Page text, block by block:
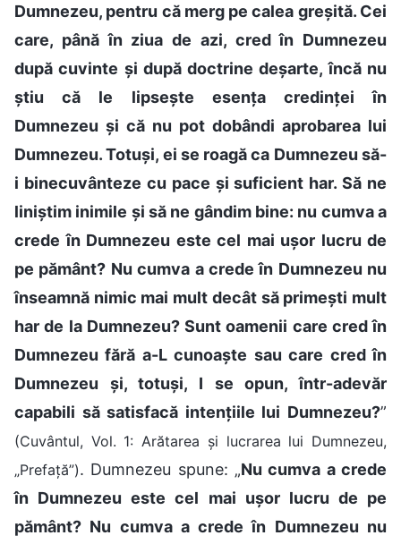
Dumnezeu, pentru că merg pe calea greșită. Cei
care, până în ziua de azi, cred în Dumnezeu
după cuvinte și după doctrine deșarte, încă nu
știu că le lipsește esența credinței în
Dumnezeu și că nu pot dobândi aprobarea lui
Dumnezeu. Totuși, ei se roagă ca Dumnezeu să-
i binecuvânteze cu pace și suficient har. Să ne
liniștim inimile și să ne gândim bine: nu cumva a
crede în Dumnezeu este cel mai ușor lucru de
pe pământ? Nu cumva a crede în Dumnezeu nu
înseamnă nimic mai mult decât să primești mult
har de la Dumnezeu? Sunt oamenii care cred în
Dumnezeu fără a-L cunoaște sau care cred în
Dumnezeu și, totuși, I se opun, într-adevăr
capabili să satisfacă intențiile lui Dumnezeu?”
(Cuvântul, Vol. 1: Arătarea și lucrarea lui Dumnezeu,
„Prefață”). Dumnezeu spune: „Nu cumva a crede
în Dumnezeu este cel mai ușor lucru de pe
pământ? Nu cumva a crede în Dumnezeu nu